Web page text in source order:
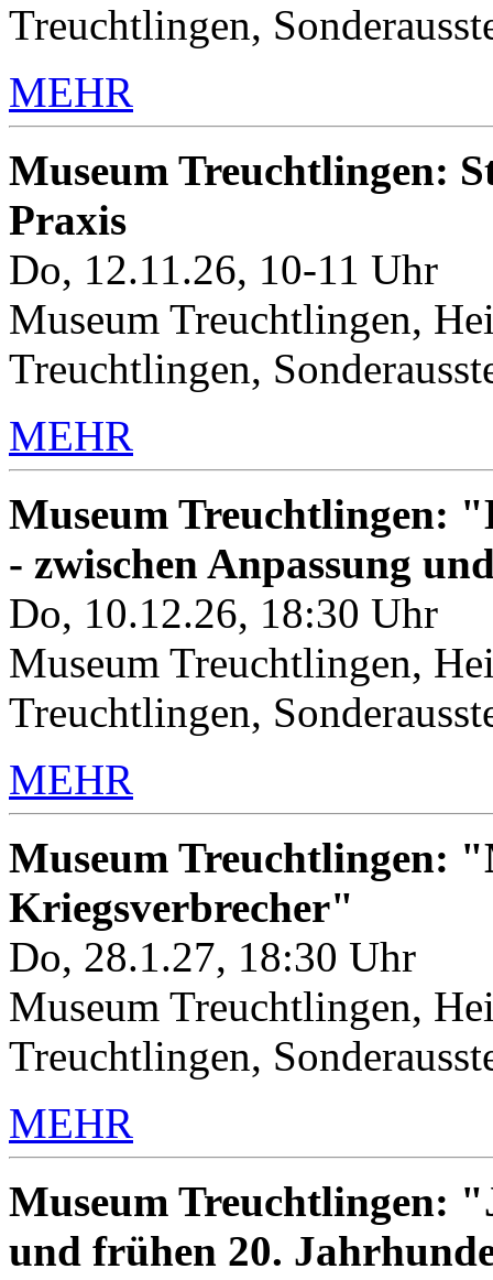
Treuchtlingen,
MEHR
Museum Treuchtlingen:
Praxis
Do, 12.11.26, 10-11 Uhr
Museum Treuchtlingen,
Treuchtlingen,
MEHR
Museum Treuchtlingen:
- zwischen Anpassung
Do, 10.12.26, 18:30 Uhr
Museum Treuchtlingen,
Treuchtlingen,
MEHR
Museum Treuchtlingen:
Kriegsverbrecher"
Do, 28.1.27, 18:30 Uhr
Museum Treuchtlingen,
Treuchtlingen,
MEHR
Museum Treuchtlingen:
und frühen 20.